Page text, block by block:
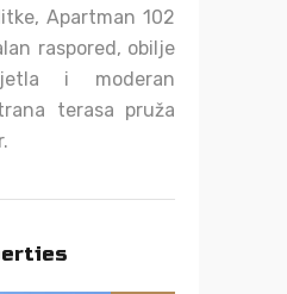
Apartman 102
raspored, obilje
i moderan
terasa pruža